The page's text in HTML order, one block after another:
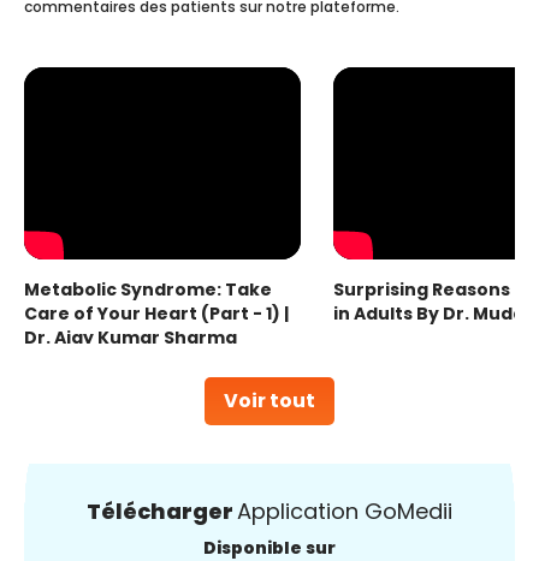
Voir tout
commentaires des patients sur notre plateforme.
Metabolic Syndrome: Take
Care of Your Heart (Part - 1) |
Dr. Ajay Kumar Sharma
Surprising Reasons
in Adults By Dr.
TéléchargerApplication GoMedii
Disponible sur